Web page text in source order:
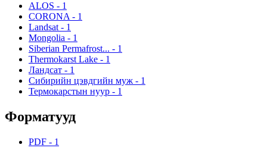
ALOS - 1
CORONA - 1
Landsat - 1
Mongolia - 1
Siberian Permafrost... - 1
Thermokarst Lake - 1
Ландсат - 1
Сибирийн цэвдгийн муж - 1
Термокарстын нуур - 1
Форматууд
PDF - 1